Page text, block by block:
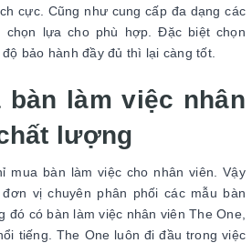
cực. Cũng như cung cấp đa dạng các
chọn lựa cho phù hợp. Đặc biệt chọn
bảo hành đầy đủ thì lại càng tốt.
làm việc nhân
lượng
mua bàn làm việc cho nhân viên. Vậy
vị chuyên phân phối các mẫu bàn
có bàn làm việc nhân viên The One,
tiếng. The One luôn đi đầu trong việc